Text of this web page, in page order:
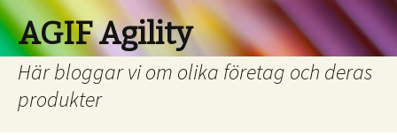
AGIF Agility
Här bloggar vi om olika företag och deras
produkter